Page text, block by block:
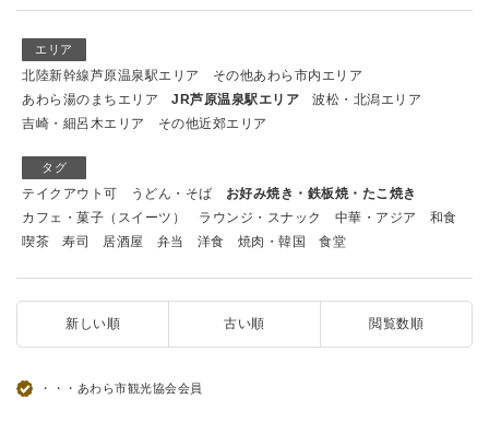
エリア
北陸新幹線芦原温泉駅エリア
その他あわら市内エリア
あわら湯のまちエリア
JR芦原温泉駅エリア
波松・北潟エリア
吉崎・細呂木エリア
その他近郊エリア
タグ
テイクアウト可 うどん・そば
お好み焼き・鉄板焼・たこ焼き
カフェ・菓子（スイーツ）
ラウンジ・スナック 中華・アジア
和食
喫茶
寿司 居酒屋 弁当 洋食 焼肉・韓国 食堂
新しい順 古い順 閲覧数順
・・・あわら市観光協会会員